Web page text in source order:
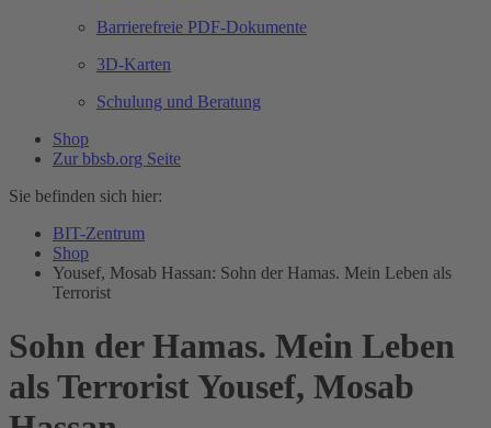
Barrierefreie PDF-Dokumente
3D-Karten
Schulung und Beratung
Shop
Zur bbsb.org Seite
Sie befinden sich hier:
BIT-Zentrum
Shop
Yousef, Mosab Hassan: Sohn der Hamas. Mein Leben als
Terrorist
Sohn der Hamas. Mein Leben
als TerroristYousef, Mosab